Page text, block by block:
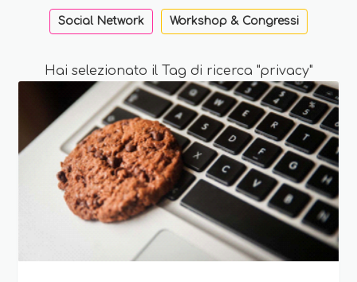
Social Network Workshop & Congressi
Hai selezionato il Tag di ricerca "privacy"